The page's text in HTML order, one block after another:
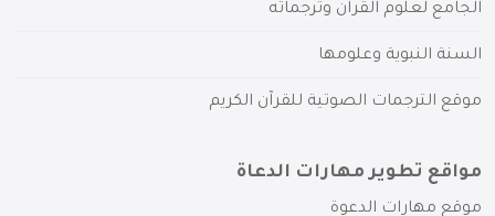
الجامع لعلوم القرآن وترجماته
السنة النبوية وعلومها
موقع الترجمات الصوتية للقرآن الكريم
مواقع تطوير مهارات الدعاة
موقع مهارات الدعوة